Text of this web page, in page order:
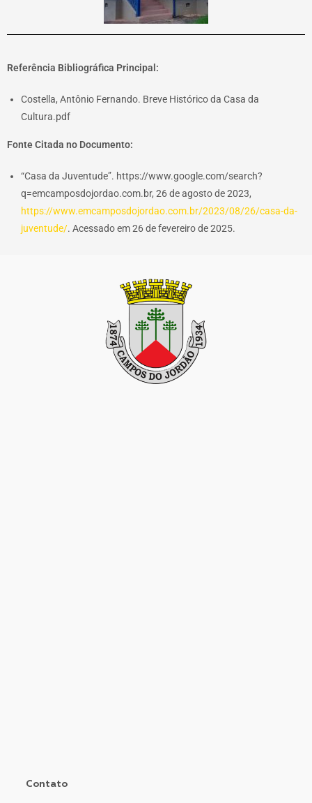
Referência Bibliográfica Principal:
Costella, Antônio Fernando. Breve Histórico da Casa da
Cultura.pdf
Fonte Citada no Documento:
“Casa da Juventude”. https://www.google.com/search?
q=emcamposdojordao.com.br, 26 de agosto de 2023,
https://www.emcamposdojordao.com.br/2023/08/26/casa-da-
juventude/. Acessado em 26 de fevereiro de 2025.
Contato